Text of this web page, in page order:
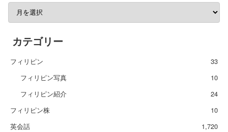
カテゴリー
フィリピン
33
フィリピン写真
10
フィリピン紹介
24
フィリピン株
10
英会話
1,720